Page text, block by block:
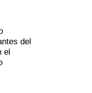
del
el